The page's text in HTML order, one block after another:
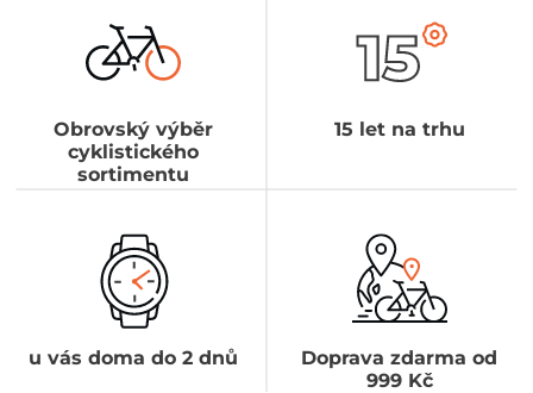
Obrovský výběr
cyklistického
sortimentu
15 let na trhu
u vás doma do 2 dnů
Doprava zdarma od
999 Kč